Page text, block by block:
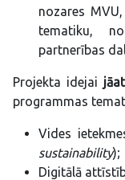
nozares
tematiku,
partnerības
Projekta idejai
programmas
Vides
sustainability);
Digitālā